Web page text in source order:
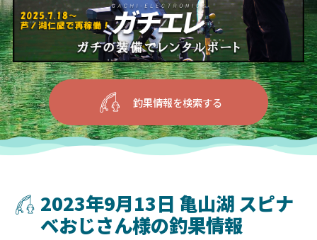
釣果情報を検索する
2023年9月13日 亀山湖 スピナ
ベおじさん様の釣果情報